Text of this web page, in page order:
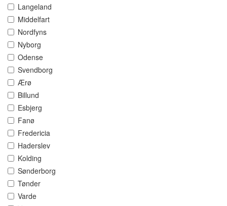
Langeland
Middelfart
Nordfyns
Nyborg
Odense
Svendborg
Ærø
Billund
Esbjerg
Fanø
Fredericia
Haderslev
Kolding
Sønderborg
Tønder
Varde